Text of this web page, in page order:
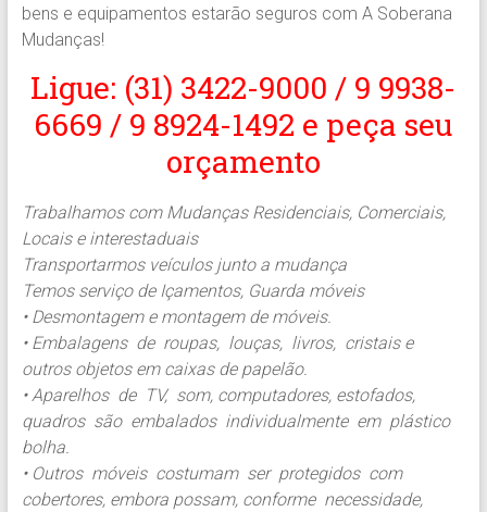
bens e equipamentos estarão seguros com A Soberana
Mudanças!
Ligue: (31) 3422-9000 / 9 9938-
6669 / 9 8924-1492 e peça seu
orçamento
Trabalhamos com Mudanças Residenciais, Comerciais,
Locais e interestaduais
Transportarmos veículos junto a mudança
Temos serviço de Içamentos, Guarda móveis
• Desmontagem e montagem de móveis.
• Embalagens de roupas, louças, livros, cristais e
outros objetos em caixas de papelão.
• Aparelhos de TV, som, computadores, estofados,
quadros são embalados individualmente em plástico
bolha.
• Outros móveis costumam ser protegidos com
cobertores, embora possam, conforme necessidade,